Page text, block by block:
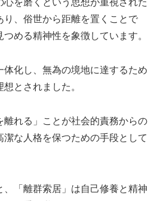
を磨くという思想が重視された
り、俗世から距離を置くことで
つめる精神性を象徴しています。
化し、無為の境地に達するため
とされました。
離れる」ことが社会的責務からの
な人格を保つための手段として
、「離群索居」は自己修養と精神